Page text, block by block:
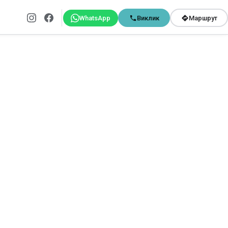
WhatsApp Виклик Маршрут